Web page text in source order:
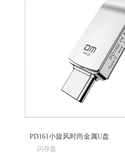
PD161小旋风时尚金属U盘
闪存盘